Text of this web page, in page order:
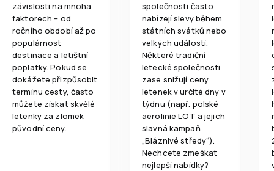
závislosti na mnoha
faktorech – od
ročního období až po
populárnost
destinace a letištní
poplatky. Pokud se
dokážete přizpůsobit
termínu cesty, často
můžete získat skvělé
letenky za zlomek
původní ceny.
společnosti často
nabízejí slevy během
státních svátků nebo
velkých událostí.
Některé tradiční
letecké společnosti
zase snižují ceny
letenek v určité dny v
týdnu (např. polské
aerolinie LOT a jejich
slavná kampaň
„Bláznivé středy“).
Nechcete zmeškat
nejlepší nabídky?